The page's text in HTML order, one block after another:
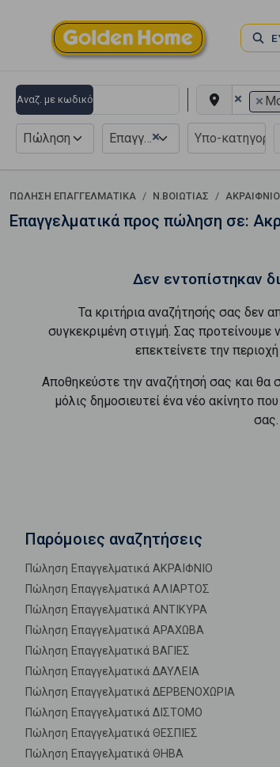
Αναζ. με κωδικό × ×
Πώληση ×
Επαγγελματικό
ΠΏΛΗΣΗ ΕΠΑΓΓΕΛΜΑΤΙΚΆ Ν.ΒΟΙΩΤΙΑΣ ΑΚΡΑΙΦΝΙΟ
Επαγγελματικά προς πώληση σε:
Δεν εντοπίστηκαν
Τα κριτήρια αναζήτησής σας δεν
συγκεκριμένη στιγμή. Σας
επεκτείνετε την
Αποθηκεύστε την αναζήτησή σας και
μόλις δημοσιευτεί ένα νέο ακίνητο
σας.
Παρόμοιες αναζητήσεις
Πώληση Επαγγελματικά ΑΚΡΑΙΦΝΙΟ
Πώληση Επαγγελματικά ΑΛΙΑΡΤΟΣ
Πώληση Επαγγελματικά ΑΝΤΙΚΥΡΑ
Πώληση Επαγγελματικά ΑΡΑΧΩΒΑ
Πώληση Επαγγελματικά ΒΑΓΙΕΣ
Πώληση Επαγγελματικά ΔΑΥΛΕΙΑ
Πώληση Επαγγελματικά ΔΕΡΒΕΝΟΧΩΡΙΑ
Πώληση Επαγγελματικά ΔΙΣΤΟΜΟ
Πώληση Επαγγελματικά ΘΕΣΠΙΕΣ
Πώληση Επαγγελματικά ΘΗΒΑ